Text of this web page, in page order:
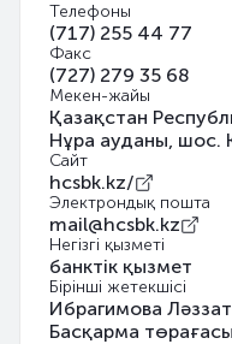
Телефоны
(717) 255 44 77
Факс
(727) 279 35 68
Мекен-жайы
Қазақстан
Нұра ауданы, шос.
Сайт
hcsbk.kz/
Электрондық пошта
mail@hcsbk.kz
Негізгі қызметі
банктік қызмет
Бірінші жетекшісі
Ибрагимова
Басқарма төрағасы